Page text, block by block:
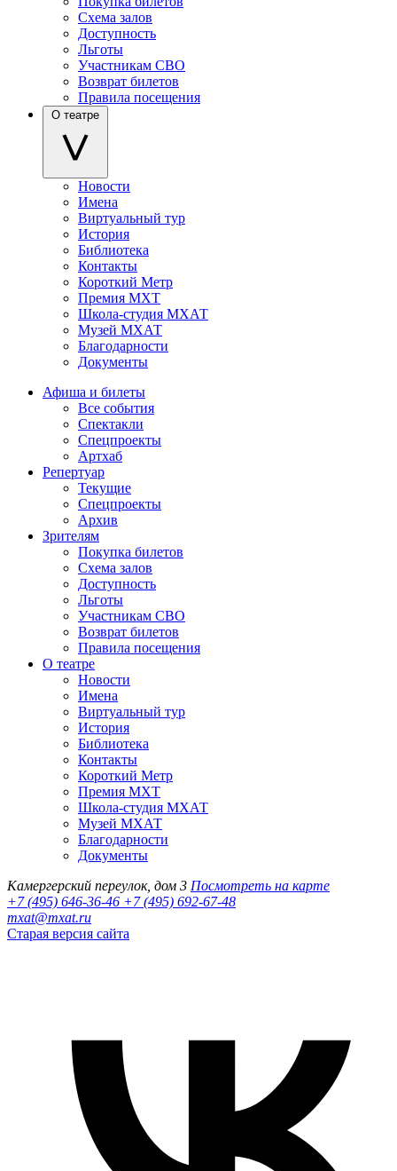
Схема залов
Доступность
Льготы
Участникам СВО
Возврат билетов
Правила посещения
О театре
Новости
Имена
Виртуальный тур
История
Библиотека
Контакты
Короткий Метр
Премия МХТ
Школа-студия МХАТ
Музей МХАТ
Благодарности
Документы
Афиша и билеты
Все события
Спектакли
Спецпроекты
Артхаб
Репертуар
Текущие
Спецпроекты
Архив
Зрителям
Покупка билетов
Схема залов
Доступность
Льготы
Участникам СВО
Возврат билетов
Правила посещения
О театре
Новости
Имена
Виртуальный тур
История
Библиотека
Контакты
Короткий Метр
Премия МХТ
Школа-студия МХАТ
Музей МХАТ
Благодарности
Документы
Камергерский переулок, дом 3 Посмотреть на карте
+7 (495) 646-36-46 +7 (495) 692-67-48‬
mxat@mxat.ru
Старая версия сайта